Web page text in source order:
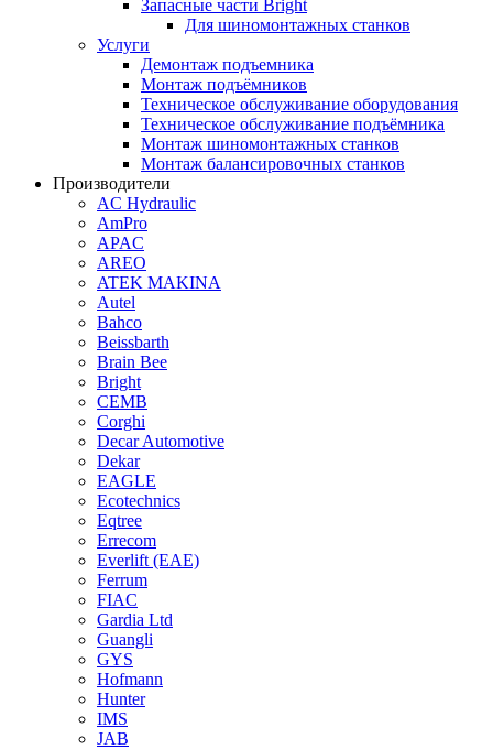
Запасные части Bright
Для шиномонтажных станков
Услуги
Демонтаж подъемника
Монтаж подъёмников
Техническое обслуживание оборудования
Техническое обслуживание подъёмника
Монтаж шиномонтажных станков
Монтаж балансировочных станков
Производители
AC Hydraulic
AmPro
APAC
AREO
ATEK MAKINA
Autel
Bahco
Beissbarth
Brain Bee
Bright
CEMB
Corghi
Decar Automotive
Dekar
EAGLE
Ecotechnics
Eqtree
Errecom
Everlift (EAE)
Ferrum
FIAC
Gardia Ltd
Guangli
GYS
Hofmann
Hunter
IMS
JAB